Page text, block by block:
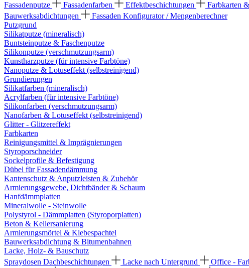
Fassadenputze
Fassadenfarben Effektbeschichtungen Farbkarten
Bauwerksabdichtungen
Fassaden Konfigurator / Mengenberechner
Putzgrund
Silikatputze (mineralisch)
Buntsteinputze & Faschenputze
Silikonputze (verschmutzungsarm)
Kunstharzputze (für intensive Farbtöne)
Nanoputze & Lotuseffekt (selbstreinigend)
Grundierungen
Silikatfarben (mineralisch)
Acrylfarben (für intensive Farbtöne)
Silikonfarben (verschmutzungsarm)
Nanofarben & Lotuseffekt (selbstreinigend)
Glitter - Glitzereffekt
Farbkarten
Reinigungsmittel & Imprägnierungen
Styroporschneider
Sockelprofile & Befestigung
Dübel für Fassadendämmung
Kantenschutz & Anputzleisten & Zubehör
Armierungsgewebe, Dichtbänder & Schaum
Hanfdämmplatten
Mineralwolle - Steinwolle
Polystyrol - Dämmplatten (Styroporplatten)
Beton & Kellersanierung
Armierungsmörtel & Klebespachtel
Bauwerksabdichtung & Bitumenbahnen
Lacke, Holz- & Bauschutz
Spraydosen Dachbeschichtungen Lacke nach Untergrund Office -